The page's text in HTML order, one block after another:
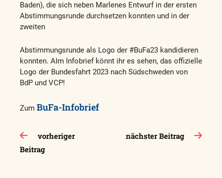
Baden), die sich neben Marlenes Entwurf in der ersten
Abstimmungsrunde durchsetzen konnten und in der
zweiten
Abstimmungsrunde als Logo der #BuFa23 kandidieren
konnten. AIm Infobrief könnt ihr es sehen, das offizielle
Logo der Bundesfahrt 2023 nach Südschweden von
BdP und VCP!
Zum BuFa-Infobrief
Beitragsnavigation
vorheriger
Beitrag
nächster Beitrag